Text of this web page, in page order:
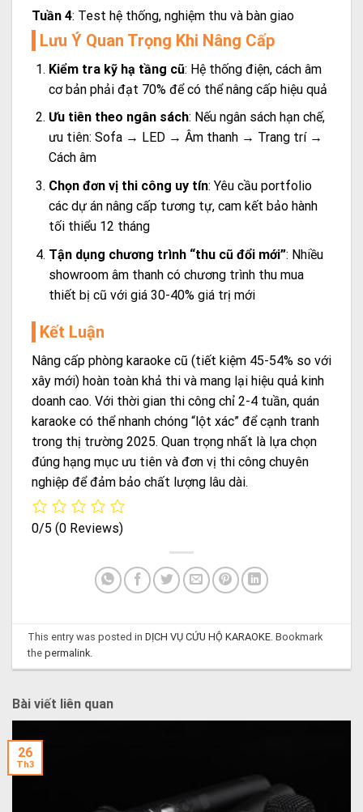
Tuần 4: Test hệ thống, nghiệm thu và bàn giao
Lưu Ý Quan Trọng Khi Nâng Cấp
Kiểm tra kỹ hạ tầng cũ: Hệ thống điện, cách âm
cơ bản phải đạt 70% để có thể nâng cấp hiệu quả
Ưu tiên theo ngân sách: Nếu ngân sách hạn chế,
ưu tiên: Sofa → LED → Âm thanh → Trang trí →
Cách âm
Chọn đơn vị thi công uy tín: Yêu cầu portfolio
các dự án nâng cấp tương tự, cam kết bảo hành
tối thiểu 12 tháng
Tận dụng chương trình “thu cũ đổi mới”: Nhiều
showroom âm thanh có chương trình thu mua
thiết bị cũ với giá 30-40% giá trị mới
Kết Luận
Nâng cấp phòng karaoke cũ (tiết kiệm 45-54% so với
xây mới) hoàn toàn khả thi và mang lại hiệu quả kinh
doanh cao. Với thời gian thi công chỉ 2-4 tuần, quán
karaoke có thể nhanh chóng “lột xác” để cạnh tranh
trong thị trường 2025. Quan trọng nhất là lựa chọn
đúng hạng mục ưu tiên và đơn vị thi công chuyên
nghiệp để đảm bảo chất lượng lâu dài.
0/5 (0 Reviews)
This entry was posted inDỊCH VỤ CỨU HỘ KARAOKE. Bookmark
thepermalink.
Bài viết liên quan
26
Th3